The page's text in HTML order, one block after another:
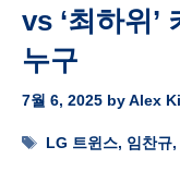
vs ‘최하위
누구
7월 6, 2025 byAlex
Tags
LG 트윈스, 임찬규,